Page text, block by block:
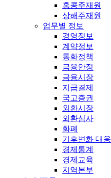
홍콩주재원
상해주재원
업무별 정보
경영정보
계약정보
통화정책
금융안정
금융시장
지급결제
국고증권
외환시장
외환심사
화폐
기후변화 대응
경제통계
경제교육
지역본부